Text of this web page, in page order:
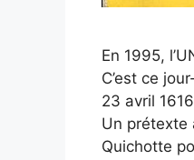
En 1995,
C’est ce
23 avril
Un prétexte
Quichotte